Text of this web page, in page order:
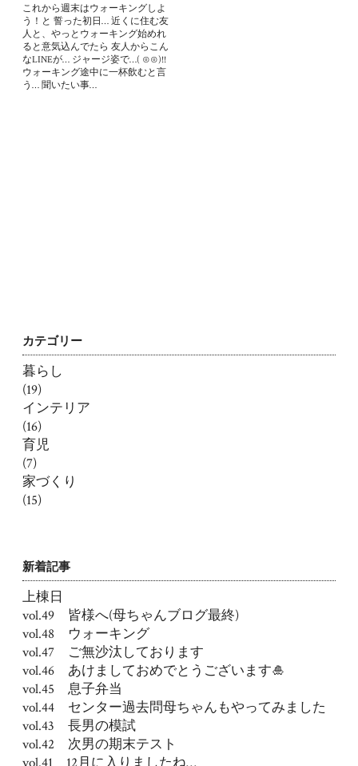
これから週末はウォーキングしよ
う！と 誓った初日… 近くに住む友
人と、やっとウォーキング始めれ
ると意気込んでたら 友人からこん
なLINEが… ジャージ姿で…‎( ⊙⊙)!!
ウォーキング途中に一杯飲むと言
う… 聞いたい事…
カテゴリー
暮らし
(19)
インテリア
(16)
育児
(7)
家づくり
(15)
新着記事
上棟日
vol.49 皆様へ(母ちゃんブログ最終)
vol.48 ウォーキング
vol.47 ご無沙汰しております
vol.46 あけましておめでとうございます🎍
vol.45 息子弁当
vol.44 センター過去問母ちゃんもやってみました
vol.43 長男の模試
vol.42 次男の期末テスト